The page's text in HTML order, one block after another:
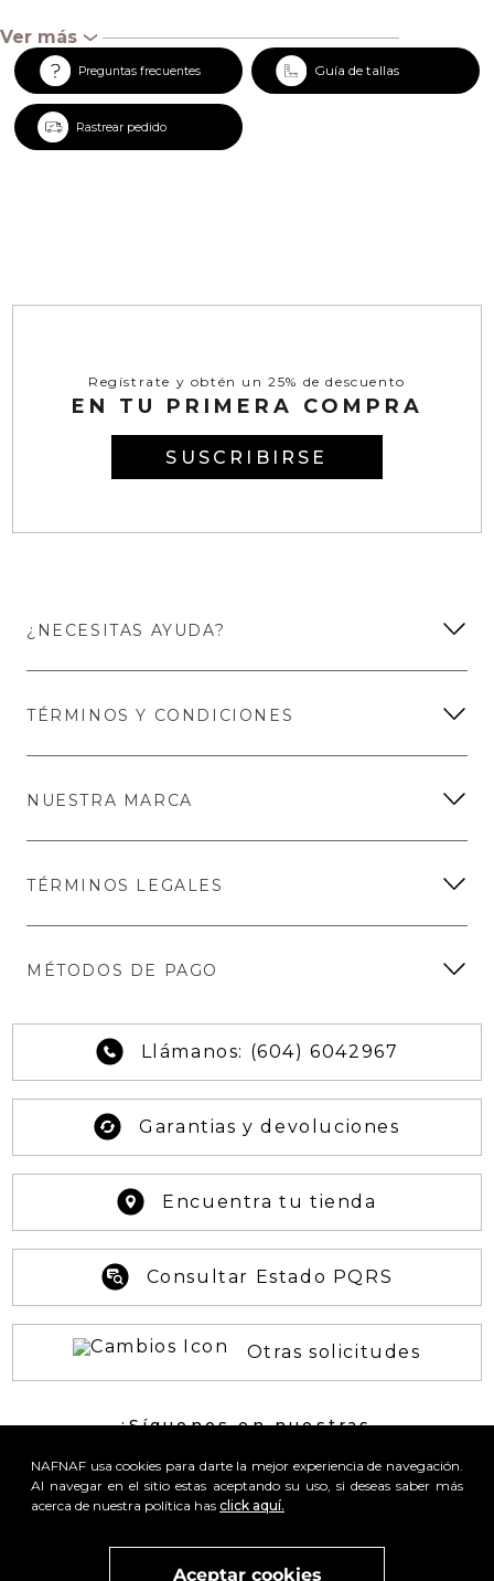
NAFNAF usa cookies para darte la mejor experiencia de navegación.
Al navegar en el sitio estas aceptando su uso, si deseas saber más
acerca de nuestra política has click aquí.
Aceptar cookies
Ver más‹
Preguntas frecuentes Guía de tallas
Rastrear pedido
Regístrate y obtén un 25% de descuento
EN TU PRIMERA COMPRA
SUSCRIBIRSE
¿NECESITAS AYUDA?
TÉRMINOS Y CONDICIONES
NUESTRA MARCA
TÉRMINOS LEGALES
MÉTODOS DE PAGO
Llámanos: (604) 6042967
Garantias y devoluciones
Encuentra tu tienda
Consultar Estado PQRS
Otras solicitudes
¡Síguenos en nuestras